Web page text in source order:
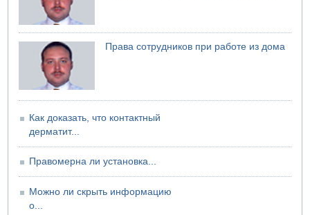
Иерусалиме
07.08.2026 17:57
Подозреваемый в домогательствах в хостеле - Гильбоа
Дахан
07.08.2026 17:55
Обнародовано имя полицейского, подозреваемого в
коррупционных отношениях с Йоавом Элиаси
БАГАЦ отказался заморозить лишение налоговых льгот
для уклонистов-харедим
В Иерусалиме водитель врезался в забор и серьезно
пострадал
Права сотрудников при работе из дома
Как доказать, что контактный
дерматит...
Правомерна ли установка...
Можно ли скрыть информацию
о...